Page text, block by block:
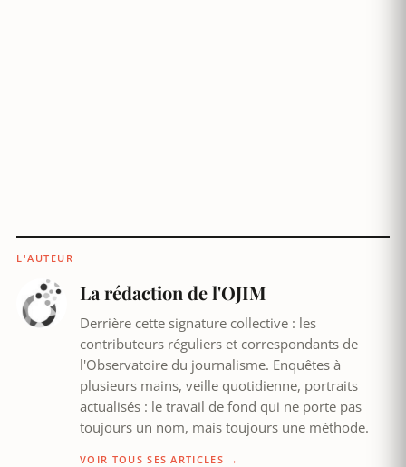
L'AUTEUR
La rédaction de l'OJIM
Derrière cette signature collective : les
contributeurs réguliers et correspondants de
l'Observatoire du journalisme. Enquêtes à
plusieurs mains, veille quotidienne, portraits
actualisés : le travail de fond qui ne porte pas
toujours un nom, mais toujours une méthode.
VOIR TOUS SES ARTICLES →